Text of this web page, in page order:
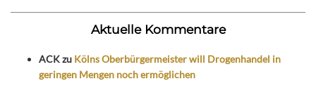
Aktuelle Kommentare
ACKzu Kölns Oberbürgermeister will Drogenhandel in
geringen Mengen noch ermöglichen